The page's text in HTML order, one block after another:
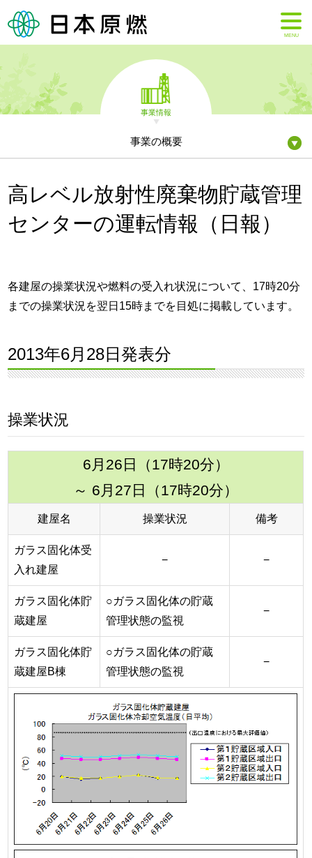
MENU
事業情報
事業の概要
高レベル放射性廃棄物貯蔵管理
センターの運転情報（日報）
各建屋の操業状況や燃料の受入れ状況について、17時20分
までの操業状況を翌日15時までを目処に掲載しています。
2013年6月28日発表分
操業状況
6月26日（17時20分）
～ 6月27日（17時20分）
建屋名 操業状況 備考
ガラス固化体受
入れ建屋
− −
ガラス固化体貯
蔵建屋
○ガラス固化体の貯蔵
管理状態の監視
−
ガラス固化体貯
蔵建屋B棟
○ガラス固化体の貯蔵
管理状態の監視
−